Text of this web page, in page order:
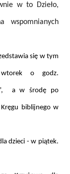
w to Dzieło,
wspomnianych
się w tym
o godz.
a w środę po
biblijnego w
dzieci - w piątek.